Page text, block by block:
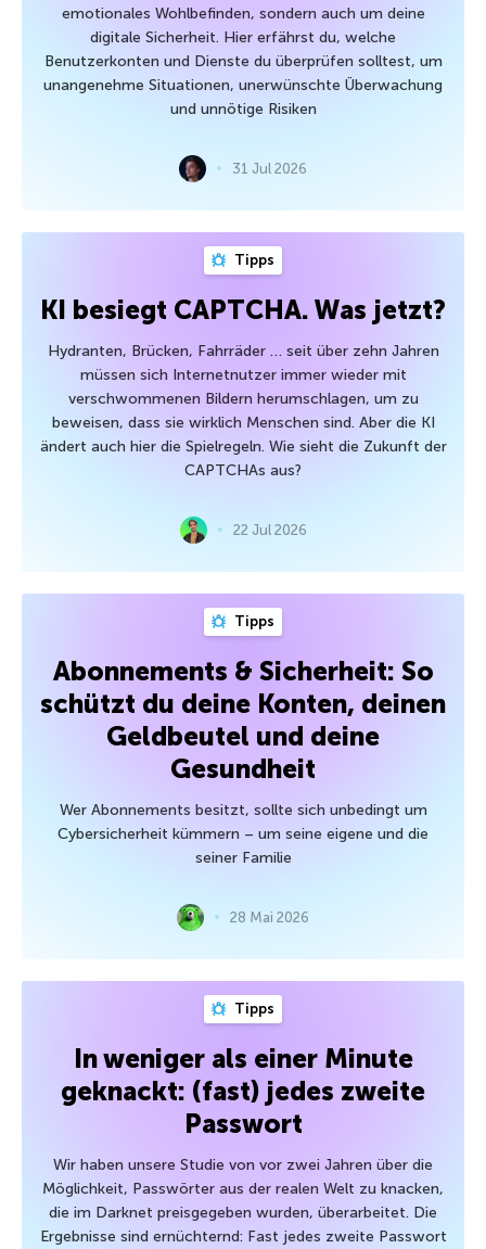
emotionales Wohlbefinden, sondern auch um deine
digitale Sicherheit. Hier erfährst du, welche
Benutzerkonten und Dienste du überprüfen solltest, um
unangenehme Situationen, unerwünschte Überwachung
und unnötige Risiken
31 Jul 2026
Tipps
KI besiegt CAPTCHA. Was jetzt?
Hydranten, Brücken, Fahrräder … seit über zehn Jahren
müssen sich Internetnutzer immer wieder mit
verschwommenen Bildern herumschlagen, um zu
beweisen, dass sie wirklich Menschen sind. Aber die KI
ändert auch hier die Spielregeln. Wie sieht die Zukunft der
CAPTCHAs aus?
22 Jul 2026
Tipps
Abonnements & Sicherheit: So
schützt du deine Konten, deinen
Geldbeutel und deine
Gesundheit
Wer Abonnements besitzt, sollte sich unbedingt um
Cybersicherheit kümmern – um seine eigene und die
seiner Familie
28 Mai 2026
Tipps
In weniger als einer Minute
geknackt: (fast) jedes zweite
Passwort
Wir haben unsere Studie von vor zwei Jahren über die
Möglichkeit, Passwörter aus der realen Welt zu knacken,
die im Darknet preisgegeben wurden, überarbeitet. Die
Ergebnisse sind ernüchternd: Fast jedes zweite Passwort